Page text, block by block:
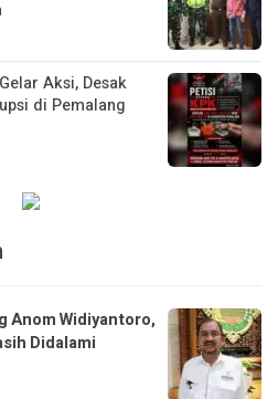
Aksi, Desak
di Pemalang
Anom Widiyantoro,
Didalami